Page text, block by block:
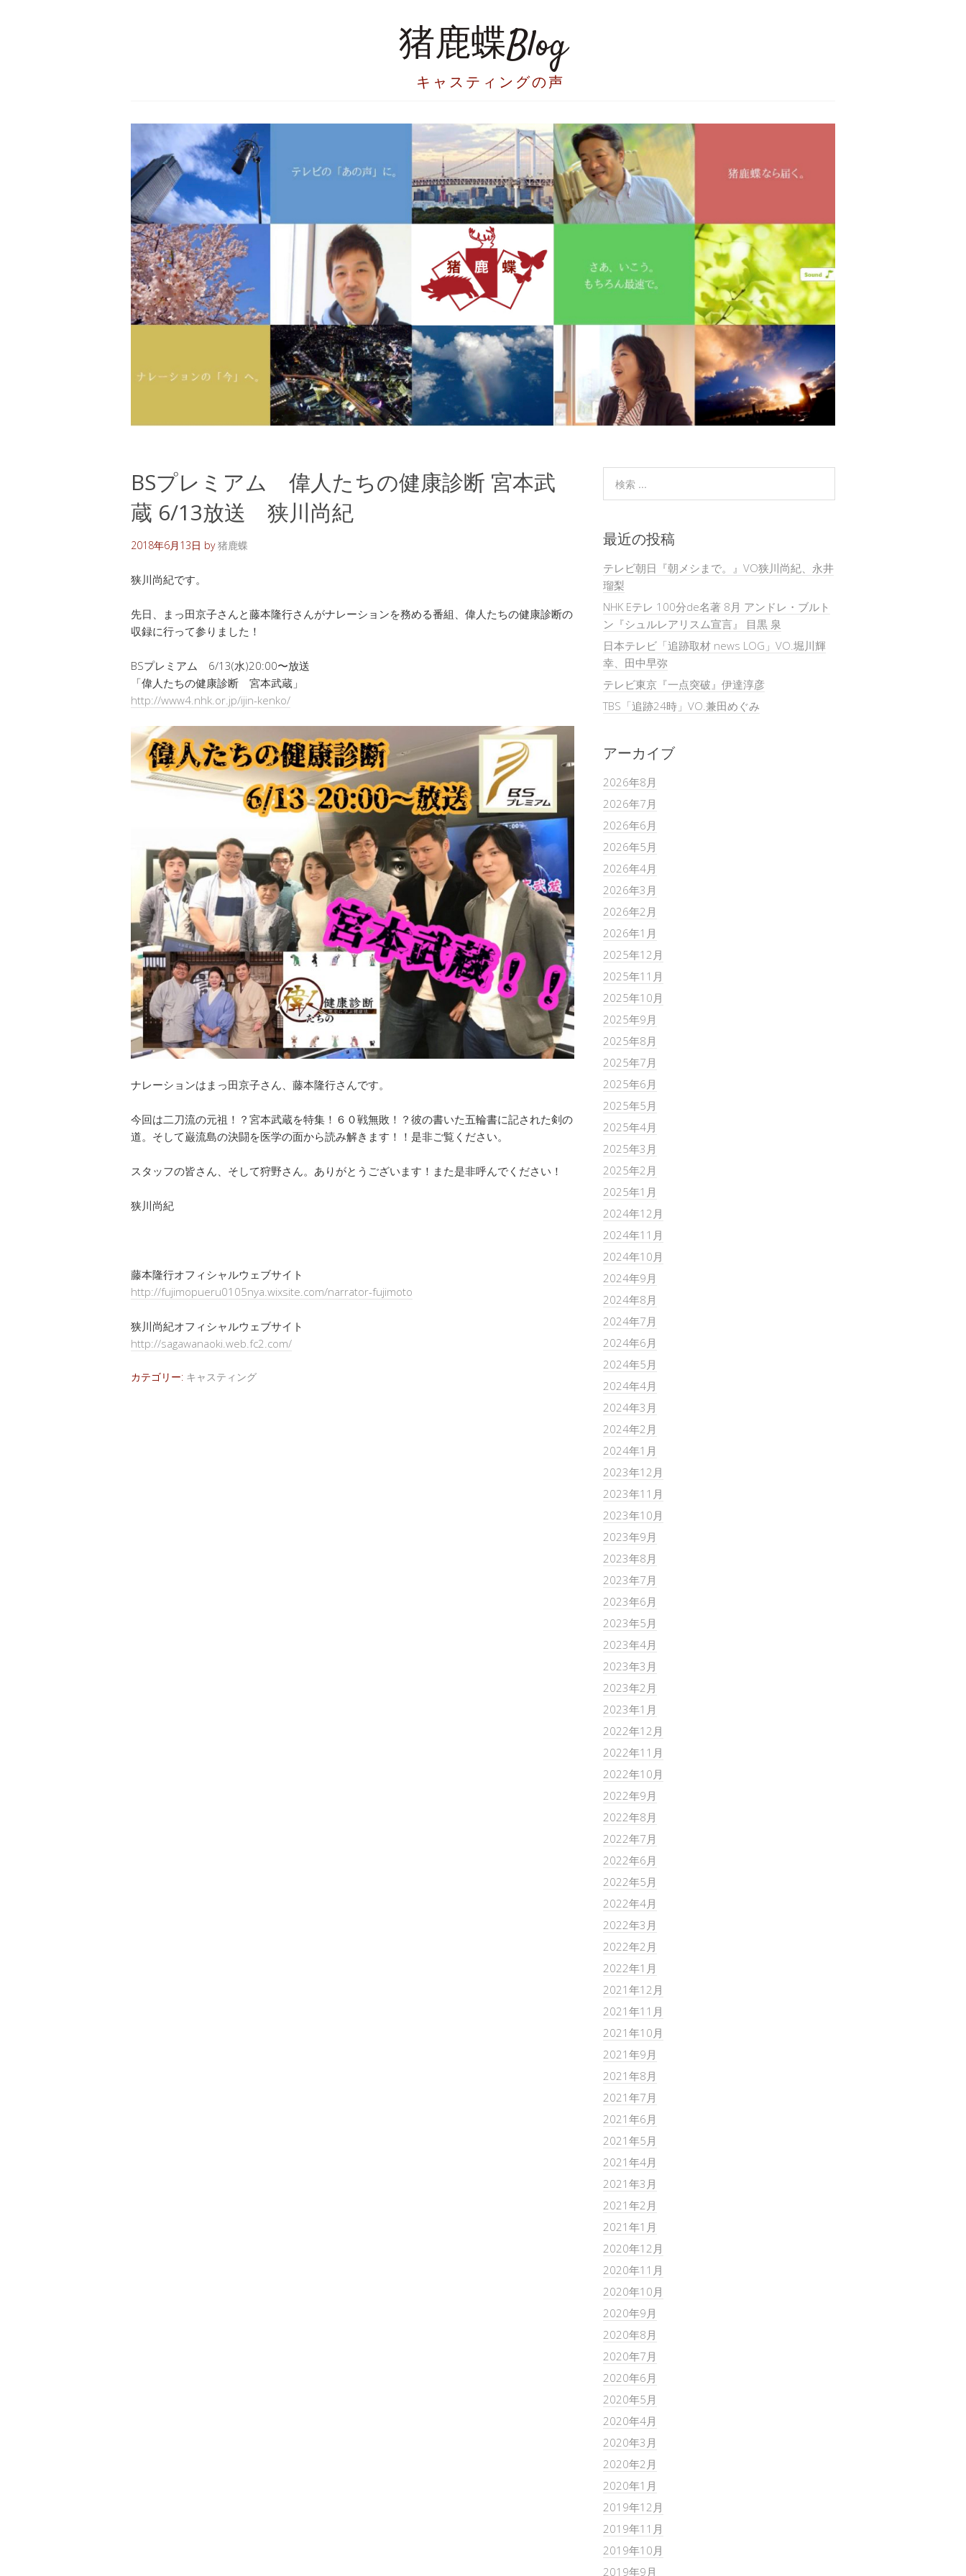
猪鹿蝶Blog
キャスティングの声
BSプレミアム 偉人たちの健康診断 宮本武
蔵 6/13放送 狭川尚紀
2018年6月13日 by猪鹿蝶
狭川尚紀です。
先日、まっ田京子さんと藤本隆行さんがナレーションを務める番組、偉人たちの健康診断の
収録に行って参りました！
BSプレミアム 6/13(水)20:00〜放送
「偉人たちの健康診断 宮本武蔵」
http://www4.nhk.or.jp/ijin-kenko/
ナレーションはまっ田京子さん、藤本隆行さんです。
今回は二刀流の元祖！？宮本武蔵を特集！６０戦無敗！？彼の書いた五輪書に記された剣の
道。そして巌流島の決闘を医学の面から読み解きます！！是非ご覧ください。
スタッフの皆さん、そして狩野さん。ありがとうございます！また是非呼んでください！
狭川尚紀
藤本隆行オフィシャルウェブサイト
http://fujimopueru0105nya.wixsite.com/narrator-fujimoto
狭川尚紀オフィシャルウェブサイト
http://sagawanaoki.web.fc2.com/
カテゴリー: キャスティング
最近の投稿
テレビ朝日『朝メシまで。』VO狭川尚紀、永井
瑠梨
NHK Eテレ 100分de名著 8月 アンドレ・ブルト
ン『シュルレアリスム宣言』 目黒 泉
日本テレビ「追跡取材 news LOG」VO.堀川輝
幸、田中早弥
テレビ東京『一点突破』伊達淳彦
TBS「追跡24時」VO.兼田めぐみ
アーカイブ
2026年8月
2026年7月
2026年6月
2026年5月
2026年4月
2026年3月
2026年2月
2026年1月
2025年12月
2025年11月
2025年10月
2025年9月
2025年8月
2025年7月
2025年6月
2025年5月
2025年4月
2025年3月
2025年2月
2025年1月
2024年12月
2024年11月
2024年10月
2024年9月
2024年8月
2024年7月
2024年6月
2024年5月
2024年4月
2024年3月
2024年2月
2024年1月
2023年12月
2023年11月
2023年10月
2023年9月
2023年8月
2023年7月
2023年6月
2023年5月
2023年4月
2023年3月
2023年2月
2023年1月
2022年12月
2022年11月
2022年10月
2022年9月
2022年8月
2022年7月
2022年6月
2022年5月
2022年4月
2022年3月
2022年2月
2022年1月
2021年12月
2021年11月
2021年10月
2021年9月
2021年8月
2021年7月
2021年6月
2021年5月
2021年4月
2021年3月
2021年2月
2021年1月
2020年12月
2020年11月
2020年10月
2020年9月
2020年8月
2020年7月
2020年6月
2020年5月
2020年4月
2020年3月
2020年2月
2020年1月
2019年12月
2019年11月
2019年10月
2019年9月